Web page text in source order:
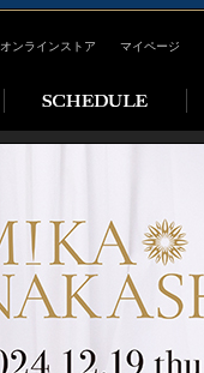
オンラインストア マイページ